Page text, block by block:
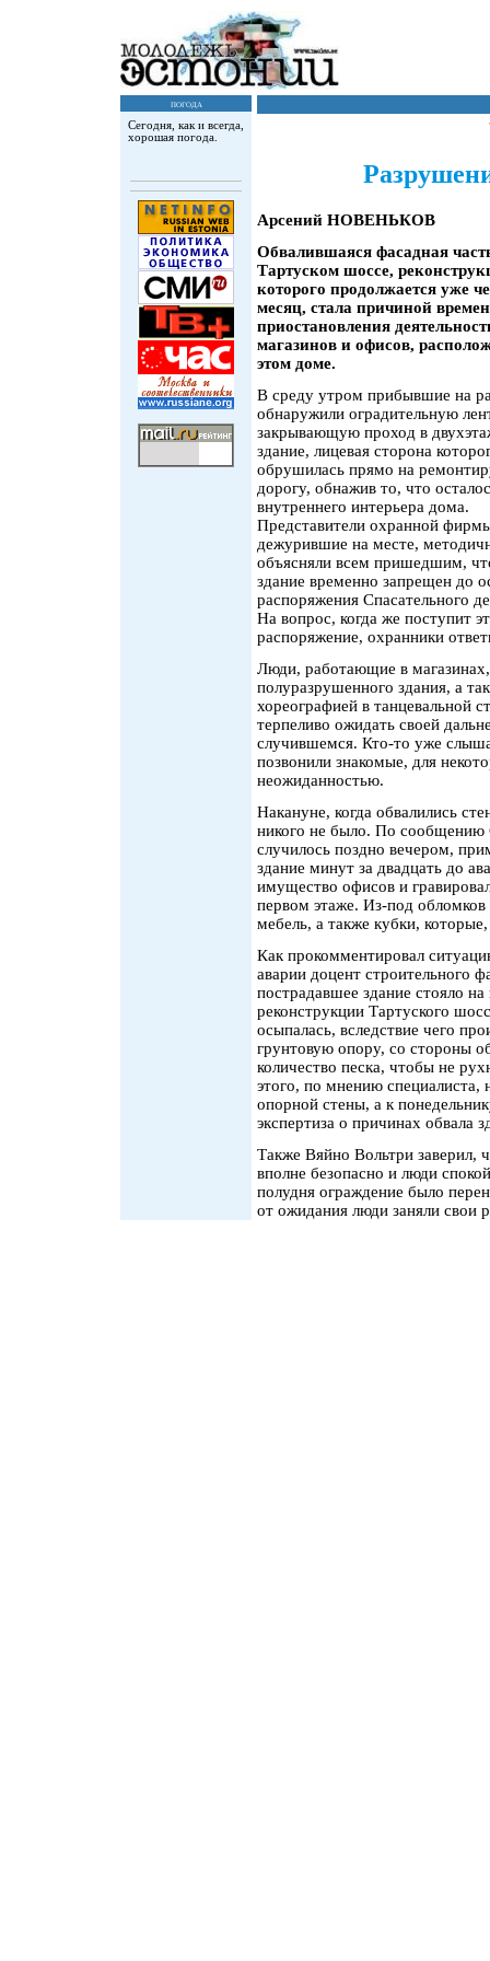
погода
Сегодня, как и всегда,
хорошая погода.
Арсений НОВЕНЬКОВ
Обвалившаяся фасадная
Тартуском шоссе,
которого продолжается уже
месяц, стала причиной
приостановления
магазинов и офисов,
этом доме.
В среду утром прибывшие на
обнаружили оградительную
закрывающую проход в
здание, лицевая сторона
обрушилась прямо на
дорогу, обнажив то, что
внутреннего интерьера дома.
Представители охранной
дежурившие на месте,
объясняли всем пришедшим,
здание временно запрещен до
распоряжения Спасательного
На вопрос, когда же поступит
распоряжение, охранники
Люди, работающие в
полуразрушенного здания, а
хореографией в танцевальной
терпеливо ожидать своей
случившемся. Кто-то уже
позвонили знакомые, для
неожиданностью.
Накануне, когда обвалились
никого не было. По сообщению
случилось поздно вечером,
здание минут за двадцать до
имущество офисов и
первом этаже. Из-под обломков
мебель, а также кубки,
Как прокомментировал
аварии доцент строительного
пострадавшее здание стояло
реконструкции Тартуского
осыпалась, вследствие чего
грунтовую опору, со стороны
количество песка, чтобы не
этого, по мнению
опорной стены, а к
экспертиза о причинах обвала
Также Вяйно Вольтри заверил,
вполне безопасно и люди
полудня ограждение было
от ожидания люди заняли свои